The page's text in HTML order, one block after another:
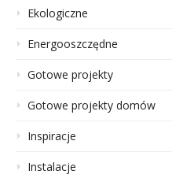
Ekologiczne
Energooszczędne
Gotowe projekty
Gotowe projekty domów
Inspiracje
Instalacje